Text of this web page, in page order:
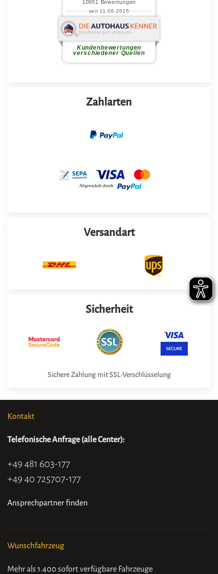
Zahlarten
Versandart
Sicherheit
Sichere Zahlung mit SSL-Verschlüsselung
Kontakt
Telefonische Anfrage (alle Center):
+49 481 603-177
+49 40 725707-177
Ansprechpartner finden
Wunschfahrzeug
Mehr als 1.400 sofort verfügbare Fahrzeuge